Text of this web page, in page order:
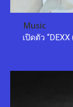
Music
เปิดตัว